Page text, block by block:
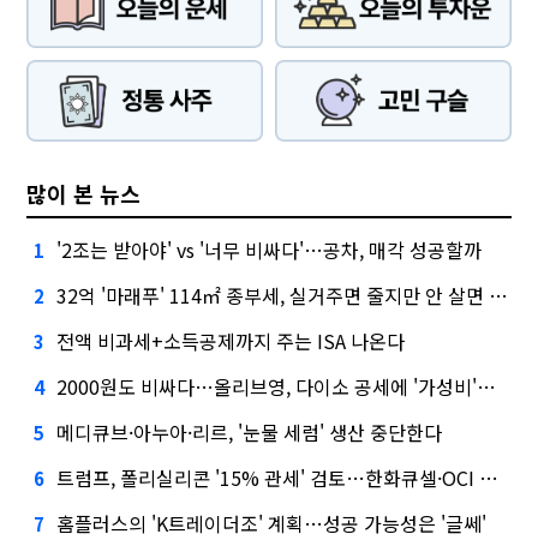
많이 본 뉴스
1 '2조는 받아야' vs '너무 비싸다'…공차, 매각 성공할까
2 32억 '마래푸' 114㎡ 종부세, 실거주면 줄지만 안 살면 2.5배
3 전액 비과세+소득공제까지 주는 ISA 나온다
4 2000원도 비싸다…올리브영, 다이소 공세에 '가성비'로 맞불
5 메디큐브·아누아·리르, '눈물 세럼' 생산 중단한다
6 트럼프, 폴리실리콘 '15% 관세' 검토…한화큐셀·OCI 영향은?
7 홈플러스의 'K트레이더조' 계획…성공 가능성은 '글쎄'